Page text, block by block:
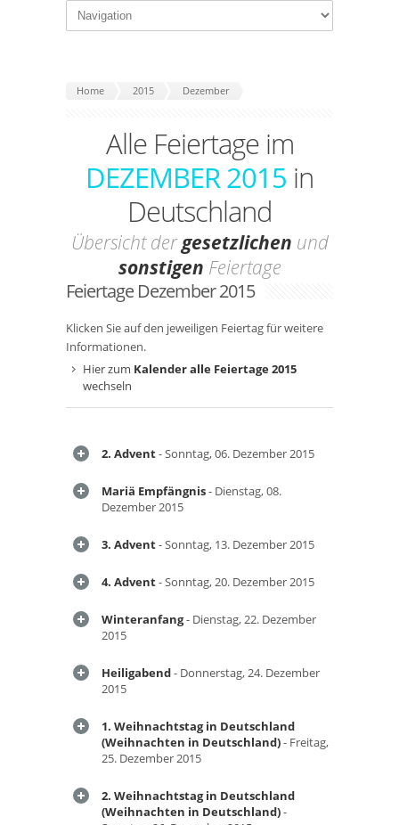
Home 2015 Dezember
Alle Feiertage im
DEZEMBER 2015 in
Deutschland
Übersicht dergesetzlichen und
sonstigen Feiertage
Feiertage Dezember 2015
Klicken Sie auf den jeweiligen Feiertag für weitere
Informationen.
Hier zum Kalender alle Feiertage 2015
wechseln
2. Advent- Sonntag, 06. Dezember 2015
Mariä Empfängnis- Dienstag, 08.
Dezember 2015
3. Advent- Sonntag, 13. Dezember 2015
4. Advent- Sonntag, 20. Dezember 2015
Winteranfang- Dienstag, 22. Dezember
2015
Heiligabend- Donnerstag, 24. Dezember
2015
1. Weihnachtstag in Deutschland
(Weihnachten in Deutschland)- Freitag,
25. Dezember 2015
2. Weihnachtstag in Deutschland
(Weihnachten in Deutschland)-